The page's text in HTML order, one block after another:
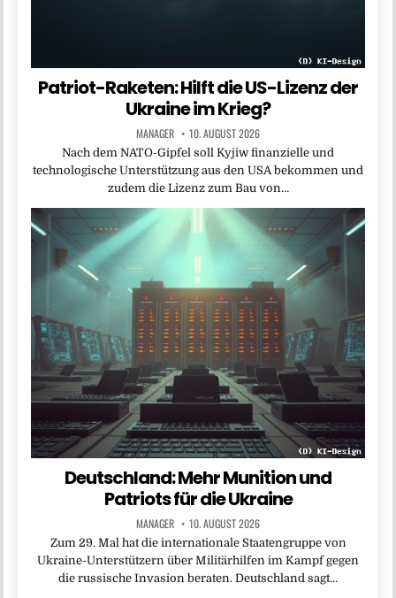
Patriot-Raketen: Hilft die US-Lizenz der
Ukraine im Krieg?
MANAGER 10. AUGUST 2026
Nach dem NATO-Gipfel soll Kyjiw finanzielle und
technologische Unterstützung aus den USA bekommen und
zudem die Lizenz zum Bau von…
Deutschland: Mehr Munition und
Patriots für die Ukraine
MANAGER 10. AUGUST 2026
Zum 29. Mal hat die internationale Staatengruppe von
Ukraine-Unterstützern über Militärhilfen im Kampf gegen
die russische Invasion beraten. Deutschland sagt…